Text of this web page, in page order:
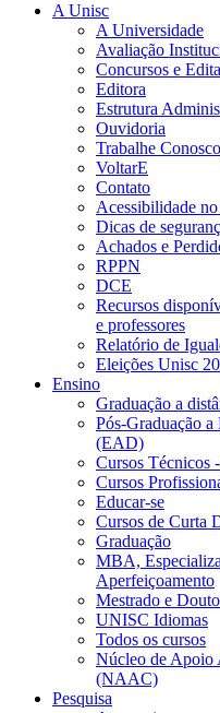
A Unisc
A Universidade
Avaliação
Concursos e
Editora
Estrutura
Ouvidoria
Trabalhe Conosco
VoltarE
Contato
Acessibilidade
Dicas de
Achados e
RPPN
DCE
Recursos
e professores
Relatório de
Eleições Unisc
Ensino
Graduação a
Pós-Graduação a
(EAD)
Cursos Técnicos
Cursos
Educar-se
Cursos de Curta
Graduação
MBA,
Aperfeiçoamento
Mestrado e
UNISC Idiomas
Todos os cursos
Núcleo de Apoio
(NAAC)
Pesquisa